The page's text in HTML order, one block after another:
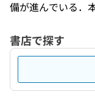
備が進んでいる．
書店で探す